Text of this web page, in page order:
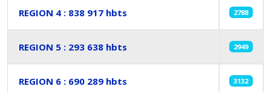
REGION 4 : 838 917 hbts 2788
REGION 5 : 293 638 hbts 2949
REGION 6 : 690 289 hbts 3132